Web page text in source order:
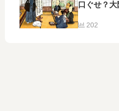
口ぐせ？
202